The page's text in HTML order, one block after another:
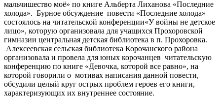
мальчишество моё» по книге Альберта Лиханова «Последние
холода». Бурное обсуждение повести «Последние холода»
состоялось на читательской конференции«У войны не детское
лицо», которую организовала для учащихся Прохоровской
гимназии центральная детская библиотека в п. Прохоровка.
Алексеевская сельская библиотека Корочанского района
организовала и провела для юных корочанцев читательскую
конференцию по книге «Девочка, которой все равно», на
которой говорили о мотивах написания данной повести,
обсудили целый круг острых проблем героев его книги,
характеризующих их внутреннее состояние.